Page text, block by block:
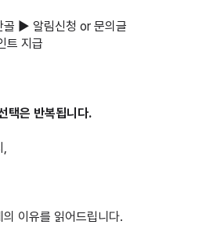
▶️ 알림신청 or 문의글
트 지급
택은 반복됩니다.
,
이유를 읽어드립니다.